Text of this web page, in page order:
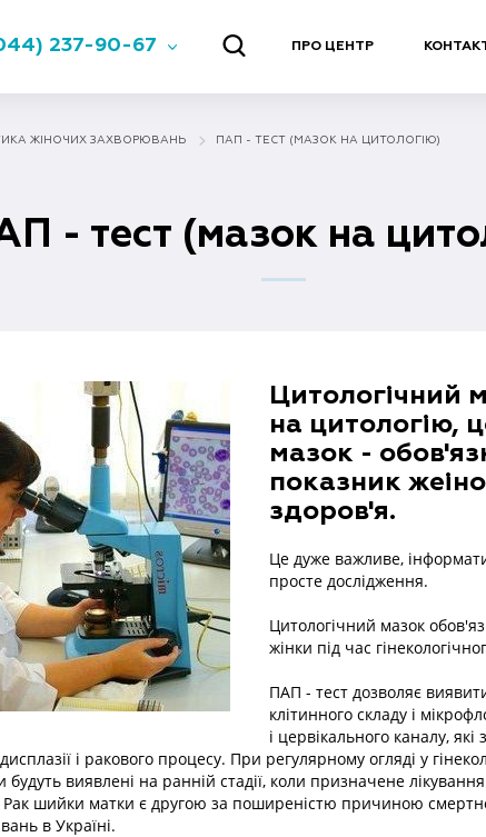
237-90-67 ПРО ЦЕНТР
ЖІНОЧИХ ЗАХВОРЮВАНЬ ПАП - ТЕСТ (МАЗОК НА ЦИТОЛОГІЮ)
- тест (мазок на
Цитологічний
на цитологію,
мазок -
показник
здоров'я.
Це дуже важливе,
просте дослідження.
Цитологічний мазок
жінки під час
ПАП - тест дозволяє
клітинного складу і
і цервікального каналу,
і ракового процесу. При регулярному огляді у
будуть виявлені на ранній стадії, коли призначене
шийки матки є другою за поширеністю причиною
в Україні.